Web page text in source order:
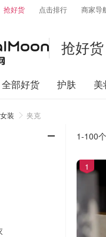
抢好货 点击排行 商家导
抢好货
全部好货 护肤 美
女装 夹克
1-100个
1